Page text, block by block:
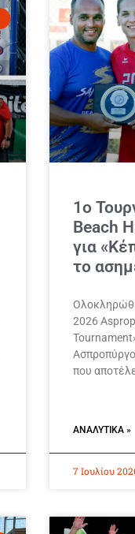
1ο
Beach
για
το
2026
που
ΑΝΑΛΥΤΙΚΆ »
7 Ιουλίου